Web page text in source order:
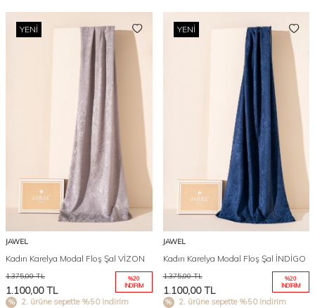
YENI
JAWEL
Kadın Karelya Modal Floş Şal VİZON
1.375,00TL
1.100,00TL
%20
İNDIRIM
2. ürüne sepette %50 indirim
YENI
JAWEL
Kadın Karelya Modal Floş Şal İNDİGO
1.375,00TL
1.100,00TL
%20
İNDIRIM
2. ürüne sepette %50 indirim